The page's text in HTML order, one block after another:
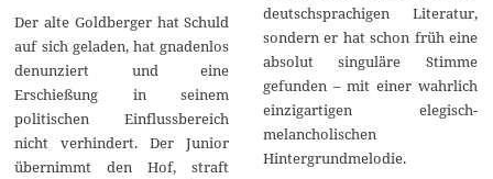
Der alte Goldberger hat Schuld
auf sich geladen, hat gnadenlos
denunziert und eine
Erschießung in seinem
politischen Einflussbereich
nicht verhindert. Der Junior
übernimmt den Hof, straft
deutschsprachigen Literatur,
sondern er hat schon früh eine
absolut singuläre Stimme
gefunden – mit einer wahrlich
einzigartigen elegisch-
melancholischen
Hintergrundmelodie.